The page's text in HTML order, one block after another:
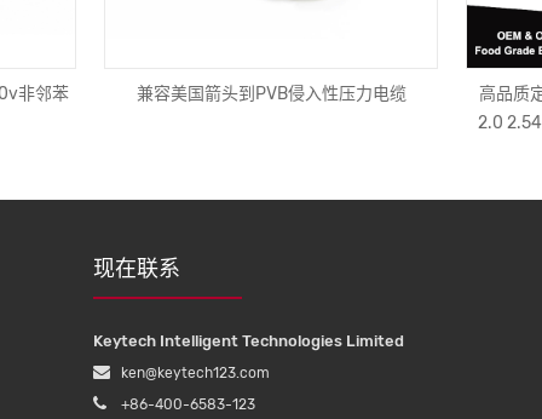
非邻苯 兼容美国箭头到PVB侵入性压力电缆
高品质
2.0
现在联系
Keytech Intelligent Technologies Limited
ken@keytech123.com
+86-400-6583-123